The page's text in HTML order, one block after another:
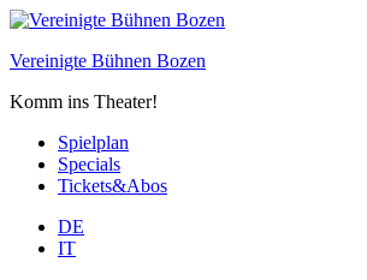
Skip
content
Vereinigte Bühnen Bozen
Komm ins Theater!
Spielplan
Specials
Tickets&Abos
DE
IT